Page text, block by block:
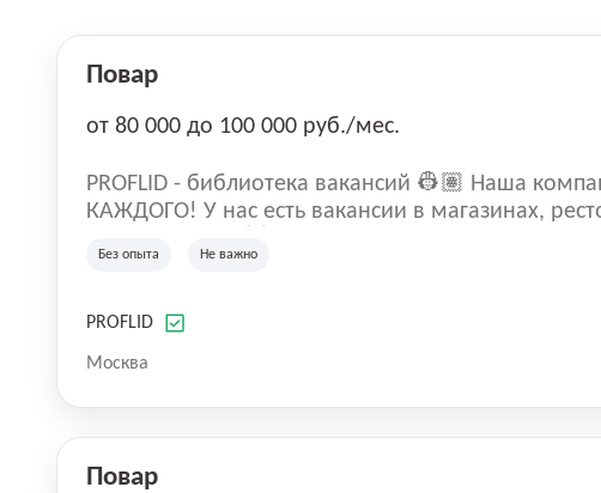
Повар
от 80 000 до 100 000 руб./мес.
PROFLID - библиотека вакансий 👷🏽 Наша
КАЖДОГО! У нас есть вакансии в магазинах,
- ⁠Бонусы и премии, - Четкие инструкции и
⁠Благоприятная обстановка в коллективе и
Без опыта Не важно
PROFLID
Москва
Повар